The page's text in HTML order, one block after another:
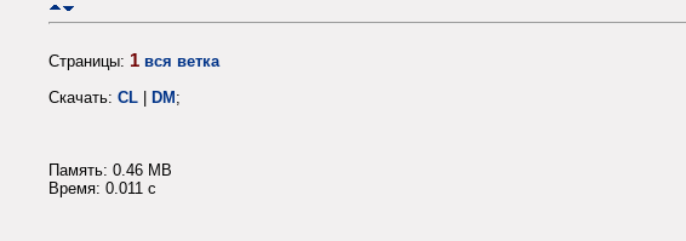
Страницы: 1 вся ветка
Скачать: CL | DM;
Память: 0.46 MB
Время: 0.011 c